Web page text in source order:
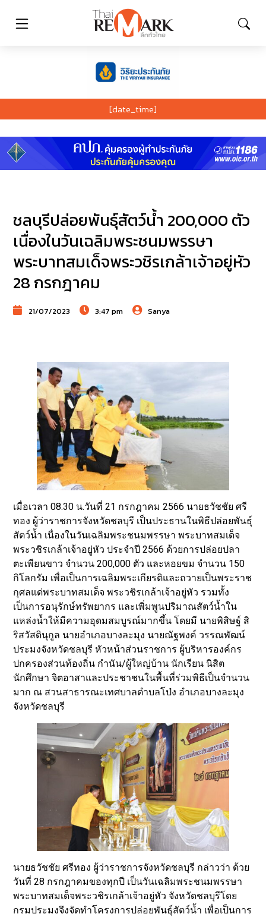
[date_time]
ชลบุรีปล่อยพันธุ์สัตว์น้ำ 200,000 ตัว
เนื่องในวันเฉลิมพระชนมพรรษา
พระบาทสมเด็จพระวชิรเกล้าเจ้าอยู่หัว
28 กรกฎาคม
21/07/2023 3:47 pm Sanya
เมื่อเวลา 08.30 น.วันที่ 21 กรกฎาคม 2566 นายธวัชชัย ศรี
ทอง ผู้ว่าราชการจังหวัดชลบุรี เป็นประธานในพิธีปล่อยพันธุ์
สัตว์น้ำ เนื่องในวันเฉลิมพระชนมพรรษา พระบาทสมเด็จ
พระวชิรเกล้าเจ้าอยู่หัว ประจำปี 2566 ด้วยการปล่อยปลา
ตะเพียนขาว จำนวน 200,000 ตัว และหอยขม จำนวน 150
กิโลกรัม เพื่อเป็นการเฉลิมพระเกียรติและถวายเป็นพระราช
กุศลแด่พระบาทสมเด็จ พระวชิรเกล้าเจ้าอยู่หัว รวมทั้ง
เป็นการอนุรักษ์ทรัพยากร และเพิ่มพูนปริมาณสัตว์น้ำใน
แหล่งน้ำให้มีความอุดมสมบูรณ์มากขึ้น โดยมี นายพิสิษฐ์ สิ
ริสวัสดินุกูล นายอำเภอบางละมุง นายณัฐพงค์ วรรณพัฒน์
ประมงจังหวัดชลบุรี หัวหน้าส่วนราชการ ผู้บริหารองค์กร
ปกครองส่วนท้องถิ่น กำนัน/ผู้ใหญ่บ้าน นักเรียน นิสิต
นักศึกษา จิตอาสาและประชาชนในพื้นที่ร่วมพิธีเป็นจำนวน
มาก ณ สวนสาธารณะเทศบาลตำบลโป่ง อำเภอบางละมุง
จังหวัดชลบุรี
นายธวัชชัย ศรีทอง ผู้ว่าราชการจังหวัดชลบุรี กล่าวว่า ด้วย
วันที่ 28 กรกฎาคมของทุกปี เป็นวันเฉลิมพระชนมพรรษา
พระบาทสมเด็จพระวชิรเกล้าเจ้าอยู่หัว จังหวัดชลบุรีโดย
กรมประมงจึงจัดทำโครงการปล่อยพันธุ์สัตว์น้ำ เพื่อเป็นการ